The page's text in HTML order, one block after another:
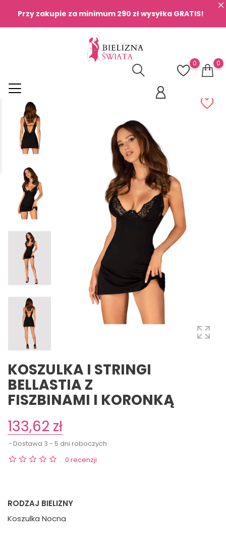
Przy zakupie za minimum 290 zł wysyłka GRATIS!
0
0
KOSZULKA I STRINGI
BELLASTIA Z
FISZBINAMI I KORONKĄ
133,62 zł
Dostawa 3 - 5 dni roboczych
0 recenzji
RODZAJ BIELIZNY
Koszulka Nocna